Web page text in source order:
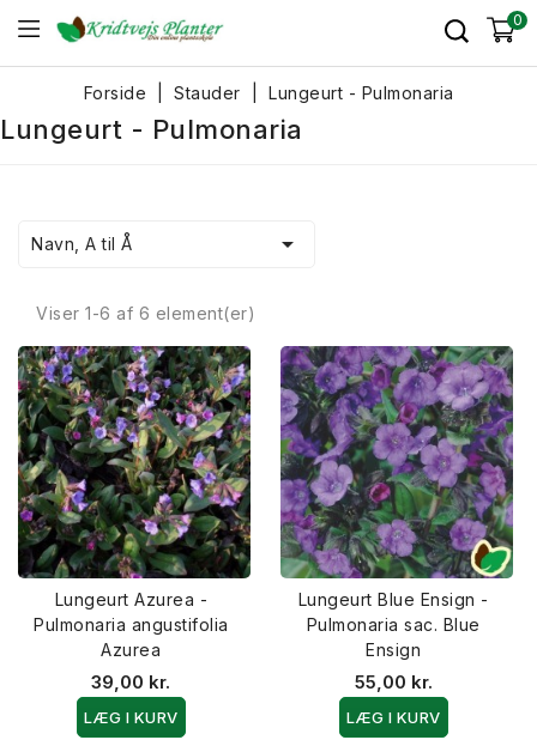
0
Forside Stauder Lungeurt - Pulmonaria
Lungeurt - Pulmonaria
Navn, A til Å 
Viser 1-6 af 6 element(er)
Lungeurt Azurea -
Pulmonaria angustifolia
Azurea
39,00 kr.
LÆG I KURV
Lungeurt Blue Ensign -
Pulmonaria sac. Blue
Ensign
55,00 kr.
LÆG I KURV